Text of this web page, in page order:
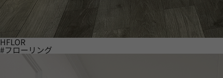
HFLOR
#フローリング